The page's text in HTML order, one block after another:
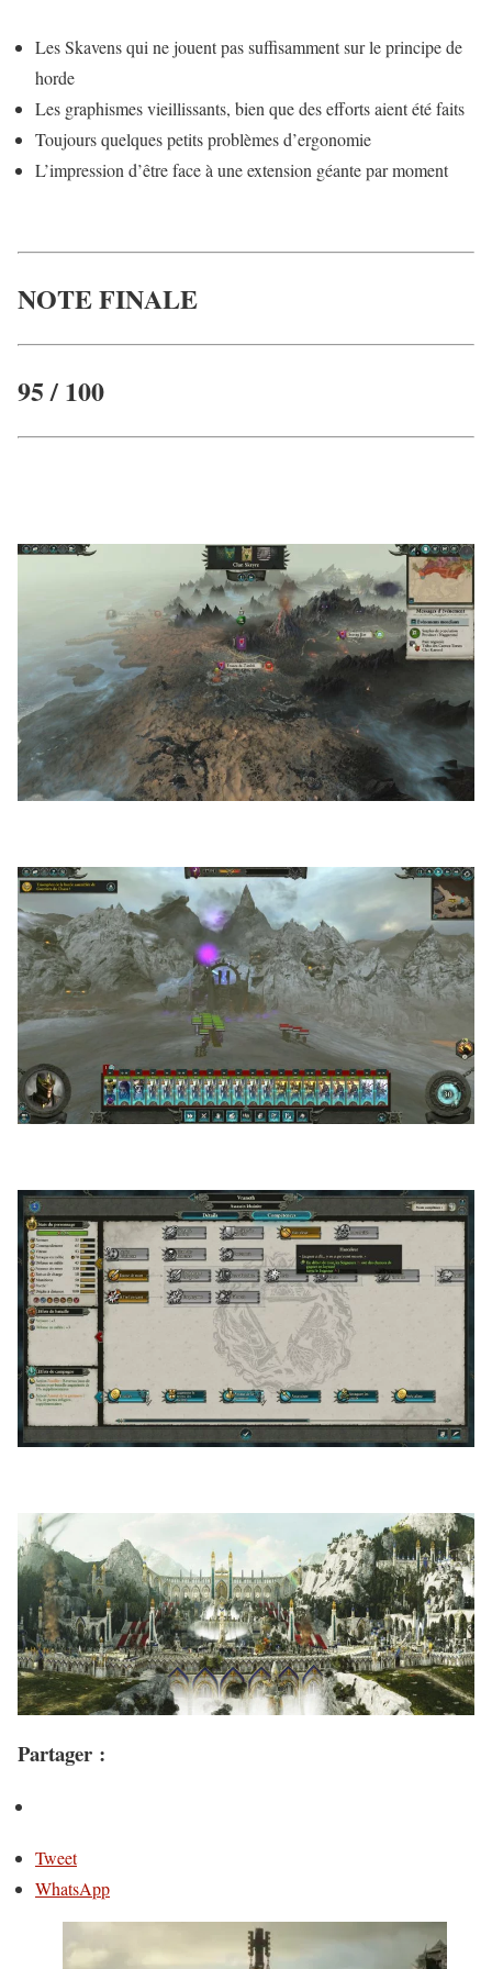
Les Skavens qui ne jouent pas suffisamment sur le principe de
horde
Les graphismes vieillissants, bien que des efforts aient été faits
Toujours quelques petits problèmes d’ergonomie
L’impression d’être face à une extension géante par moment
NOTE FINALE
95 / 100
Partager :
Tweet
WhatsApp